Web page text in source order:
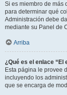
Si es miembro de más
para determinar qué
Administración debe
mediante su Panel de
Arriba
¿Qué es el enlace “El
Esta página le provee
incluyendo los
que se encarga de